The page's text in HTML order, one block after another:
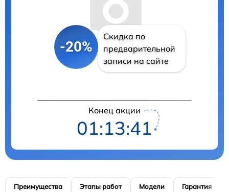
-20%
Скидка по
предварительной
записи на сайте
Конец акции
01:13:41
Преимущества Этапы работ Модели Гарантия